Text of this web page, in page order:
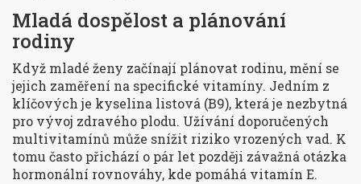
Mladá dospělost a plánování
rodiny
Když mladé ženy začínají plánovat rodinu, mění se
jejich zaměření na specifické vitamíny. Jedním z
klíčových je kyselina listová (B9), která je nezbytná
pro vývoj zdravého plodu. Užívání doporučených
multivitamínů může snížit riziko vrozených vad. K
tomu často přichází o pár let později závažná otázka
hormonální rovnováhy, kde pomáhá vitamín E.